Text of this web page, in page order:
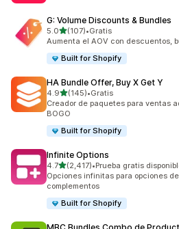
G: Volume Discounts & Bundles
5.0de 5 estrellas
(107)
107 reseñas en total
•Gratis
Aumenta el AOV con descuentos,
Built for Shopify
HA Bundle Offer, Buy X Get Y
4.9de 5 estrellas
(145)
145 reseñas en total
•Gratis
Creador de paquetes para ventas
BOGO
Built for Shopify
Infinite Options
4.7de 5 estrellas
(2,417)
2417 reseñas en total
•Prueba gratis
Opciones infinitas para opciones
complementos
Built for Shopify